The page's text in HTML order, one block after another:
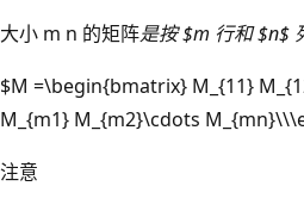
大小 m n 的矩阵是按 $m 行和 $n$
$M =\begin{bmatrix} M_{11}
M_{m1} M_{m2}\cdots
注意